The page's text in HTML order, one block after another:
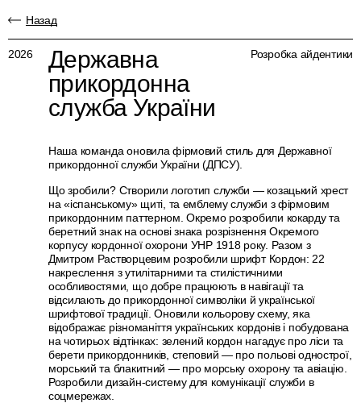
Назад
2026
Державна
прикордонна
служба України
Розробка айдентики
Наша команда оновила фірмовий стиль для Державної
прикордонної служби України (ДПСУ).
Що зробили? Створили логотип служби — козацький хрест
на «іспанському» щиті, та емблему служби з фірмовим
прикордонним паттерном. Окремо розробили кокарду та
беретний знак на основі знака розрізнення Окремого
корпусу кордонної охорони УНР 1918 року. Разом з
Дмитром Растворцевим розробили шрифт Кордон: 22
накреслення з утилітарними та стилістичними
особливостями, що добре працюють в навігації та
відсилають до прикордонної символіки й української
шрифтової традиції. Оновили кольорову схему, яка
відображає різноманіття українських кордонів і побудована
на чотирьох відтінках: зелений кордон нагадує про ліси та
берети прикордонників, степовий — про польові однострої,
морський та блакитний — про морську охорону та авіацію.
Розробили дизайн-систему для комунікації служби в
соцмережах.